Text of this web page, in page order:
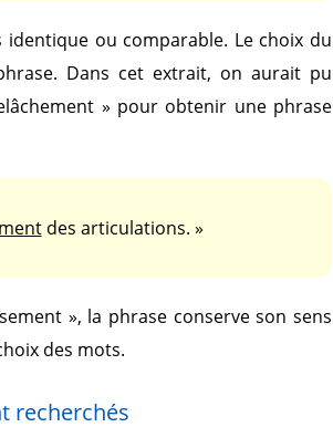
ou comparable. Le choix du
Dans cet extrait, on aurait pu
» pour obtenir une phrase
des articulations. »
», la phrase conserve son sens
des mots.
recherchés